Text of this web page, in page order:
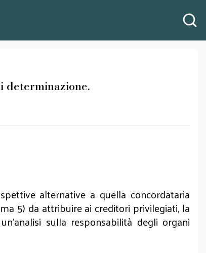
determinazione.
alternative a quella concordataria
5) da attribuire ai creditori privilegiati, la
sulla responsabilità degli organi